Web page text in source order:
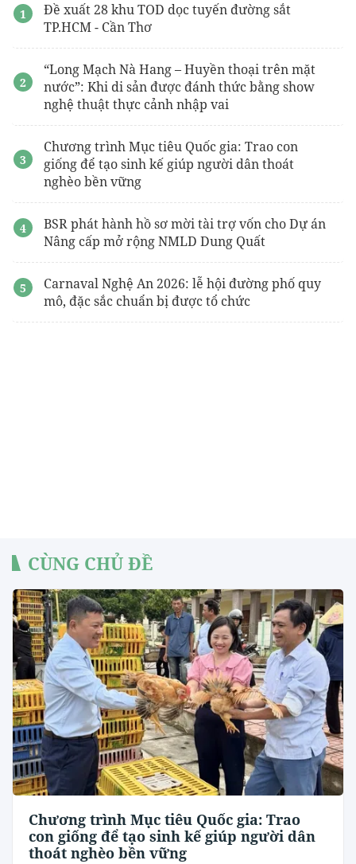
Đề xuất 28 khu TOD dọc tuyến đường sắt
TP.HCM - Cần Thơ
“Long Mạch Nà Hang – Huyền thoại trên mặt
nước”: Khi di sản được đánh thức bằng show
nghệ thuật thực cảnh nhập vai
Chương trình Mục tiêu Quốc gia: Trao con
giống để tạo sinh kế giúp người dân thoát
nghèo bền vững
BSR phát hành hồ sơ mời tài trợ vốn cho Dự án
Nâng cấp mở rộng NMLD Dung Quất
Carnaval Nghệ An 2026: lễ hội đường phố quy
mô, đặc sắc chuẩn bị được tổ chức
CÙNG CHỦ ĐỀ
Chương trình Mục tiêu Quốc gia: Trao
con giống để tạo sinh kế giúp người dân
thoát nghèo bền vững